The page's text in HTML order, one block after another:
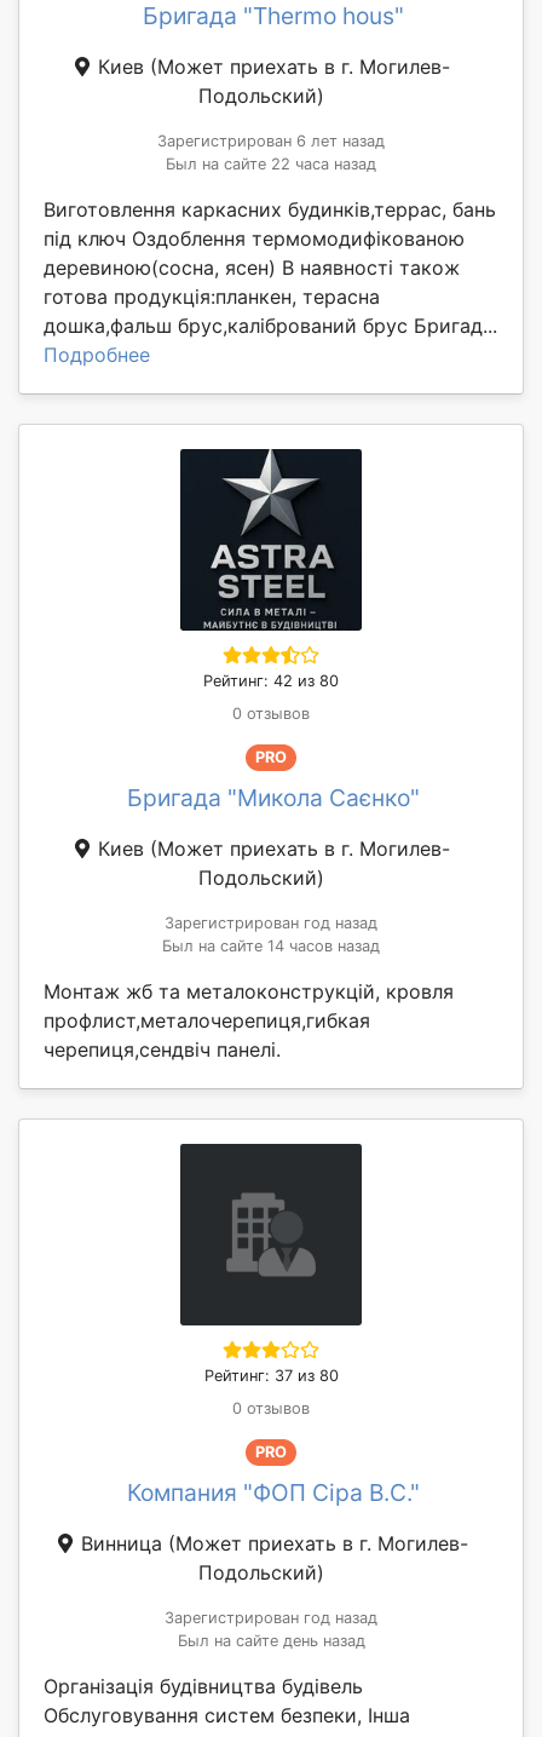
Бригада "Thermo hous"
Киев (Может приехать в г. Могилев-
Подольский)
Зарегистрирован 6 лет назад
Был на сайте 22 часа назад
Виготовлення каркасних будинків,террас, бань
під ключ Оздоблення термомодифікованою
деревиною(сосна, ясен) В наявності також
готова продукція:планкен, терасна
дошка,фальш брус,калібрований брус Бригад...
Подробнее
Рейтинг: 42 из 80
0 отзывов
PRO
Бригада "Микола Саєнко"
Киев (Может приехать в г. Могилев-
Подольский)
Зарегистрирован год назад
Был на сайте 14 часов назад
Монтаж жб та металоконструкцій, кровля
профлист,металочерепиця,гибкая
черепиця,сендвіч панелі.
Рейтинг: 37 из 80
0 отзывов
PRO
Компания "ФОП Сіра В.С."
Винница (Может приехать в г. Могилев-
Подольский)
Зарегистрирован год назад
Был на сайте день назад
Організація будівництва будівель
Обслуговування систем безпеки, Інша